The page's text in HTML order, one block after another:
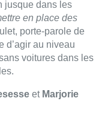
jusque dans les
en place des
porte-parole de
d’agir au niveau
voitures dans les
et Marjorie